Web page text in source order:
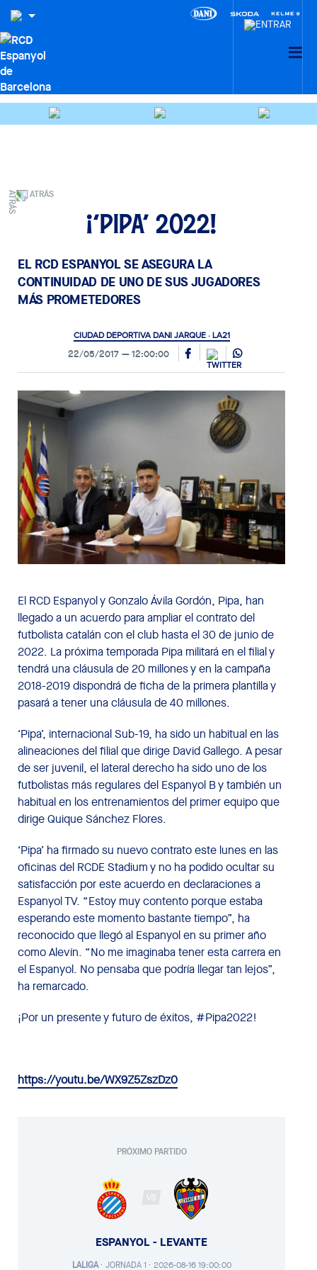
ATRÁS
¡‘Pipa’ 2022!
EL RCD ESPANYOL SE ASEGURA LA
CONTINUIDAD DE UNO DE SUS JUGADORES
MÁS PROMETEDORES
CIUDAD DEPORTIVA DANI JARQUE · LA21
22/05/2017 12:00:00
El RCD Espanyol y Gonzalo Ávila Gordón, Pipa, han
llegado a un acuerdo para ampliar el contrato del
futbolista catalán con el club hasta el 30 de junio de
2022. La próxima temporada Pipa militará en el filial y
tendrá una cláusula de 20 millones y en la campaña
2018-2019 dispondrá de ficha de la primera plantilla y
pasará a tener una cláusula de 40 millones.
‘Pipa’, internacional Sub-19, ha sido un habitual en las
alineaciones del filial que dirige David Gallego. A pesar
de ser juvenil, el lateral derecho ha sido uno de los
futbolistas más regulares del Espanyol B y también un
habitual en los entrenamientos del primer equipo que
dirige Quique Sánchez Flores.
‘Pipa’ ha firmado su nuevo contrato este lunes en las
oficinas del RCDE Stadium y no ha podido ocultar su
satisfacción por este acuerdo en declaraciones a
Espanyol TV. “Estoy muy contento porque estaba
esperando este momento bastante tiempo”, ha
reconocido que llegó al Espanyol en su primer año
como Alevín. “No me imaginaba tener esta carrera en
el Espanyol. No pensaba que podría llegar tan lejos”,
ha remarcado.
¡Por un presente y futuro de éxitos, #Pipa2022!
https://youtu.be/WX9Z5ZszDz0
PRÓXIMO PARTIDO
VS
ESPANYOL - LEVANTE
LALIGA· JORNADA 1 · 2026-08-16 19:00:00